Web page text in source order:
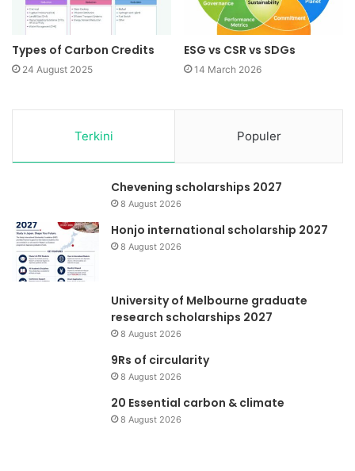
Types of Carbon Credits
24 August 2025
ESG vs CSR vs SDGs
14 March 2026
Terkini Populer
Chevening scholarships 2027
8 August 2026
Honjo international scholarship 2027
8 August 2026
University of Melbourne graduate
research scholarships 2027
8 August 2026
9Rs of circularity
8 August 2026
20 Essential carbon & climate
8 August 2026